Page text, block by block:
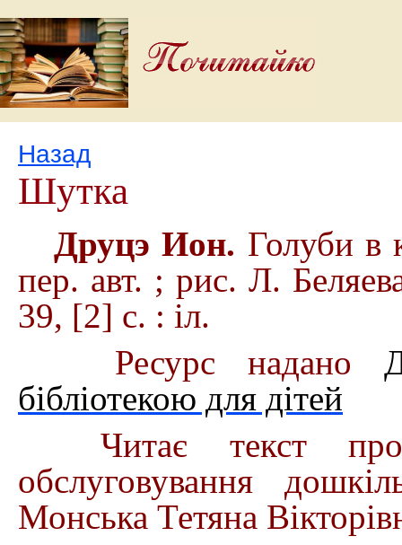
Назад
Шутка
Друцэ Ион. Голуби в
пер. авт. ; рис. Л.
39, [2] с. : іл.
Ресурс надано
бібліотекою для дітей
Читає текст
обслуговування
Монська Тетяна